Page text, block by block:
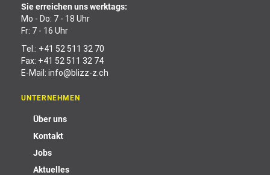
Sie erreichen uns werktags:
Mo - Do: 7 - 18 Uhr
Fr: 7 - 16 Uhr
Tel.: +41 52 511 32 70
Fax: +41 52 511 32 74
E-Mail: info@blizz-z.ch
UNTERNEHMEN
Über uns
Kontakt
Jobs
Aktuelles